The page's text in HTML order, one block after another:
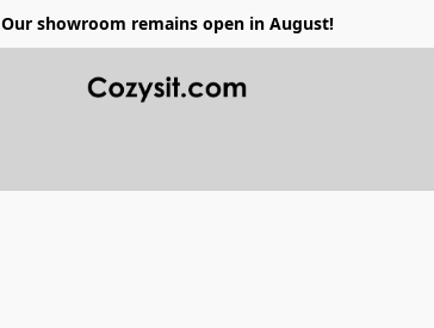
Our showroom remains open in August!